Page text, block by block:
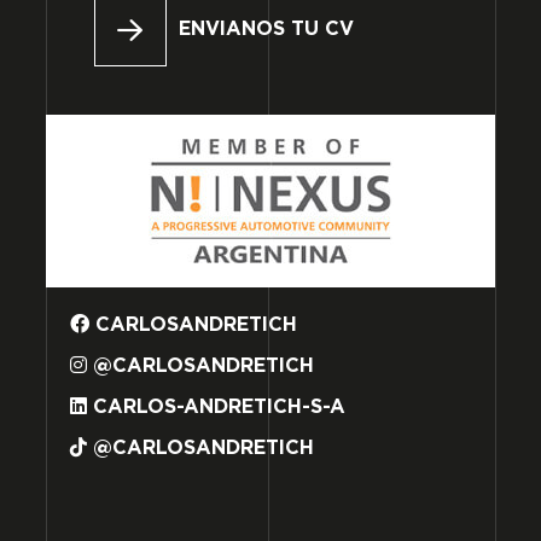
ENVIANOS TU CV
CARLOSANDRETICH
@CARLOSANDRETICH
CARLOS-ANDRETICH-S-A
@CARLOSANDRETICH